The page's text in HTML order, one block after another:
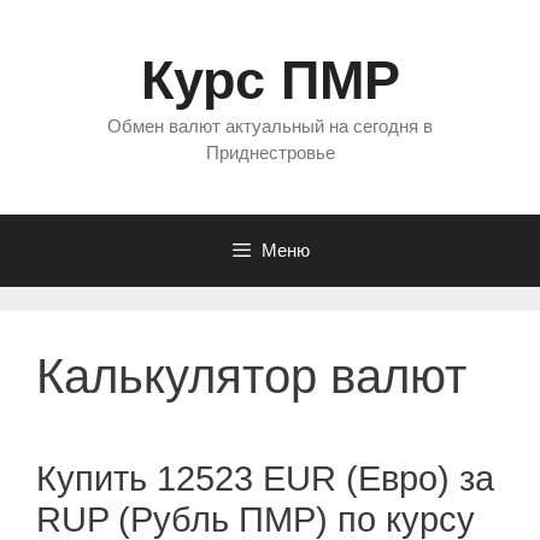
Курс ПМР
Обмен валют актуальный на сегодня в
Приднестровье
Меню
Калькулятор валют
Купить 12523 EUR (Евро) за
RUP (Рубль ПМР) по курсу